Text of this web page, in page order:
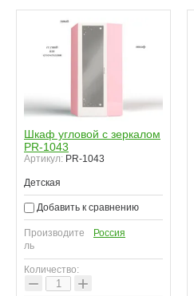
Шкаф угловой с зеркалом
PR-1043
Артикул: PR-1043
Детская
Добавить к сравнению
Производите
ль
Россия
Количество:
− +